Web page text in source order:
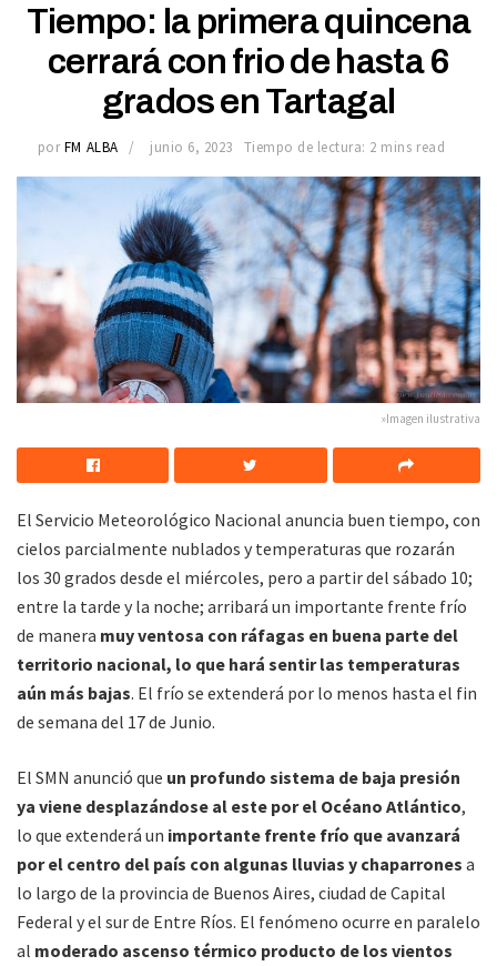
Tiempo: la primera quincena
cerrará con frio de hasta 6
grados en Tartagal
por FM ALBA junio 6, 2023 Tiempo de lectura: 2 mins read
»Imagen ilustrativa
El Servicio Meteorológico Nacional anuncia buen tiempo, con
cielos parcialmente nublados y temperaturas que rozarán
los 30 grados desde el miércoles, pero a partir del sábado 10;
entre la tarde y la noche; arribará un importante frente frío
de manera muy ventosa con ráfagas en buena parte del
territorio nacional, lo que hará sentir las temperaturas
aún más bajas. El frío se extenderá por lo menos hasta el fin
de semana del 17 de Junio.
El SMN anunció que un profundo sistema de baja presión
ya viene desplazándose al este por el Océano Atlántico,
lo que extenderá un importante frente frío que avanzará
por el centro del país con algunas lluvias y chaparrones a
lo largo de la provincia de Buenos Aires, ciudad de Capital
Federal y el sur de Entre Ríos. El fenómeno ocurre en paralelo
al moderado ascenso térmico producto de los vientos